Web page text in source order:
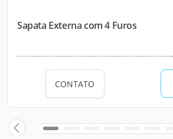
Sapata Externa com 4 Furos
CONTATO